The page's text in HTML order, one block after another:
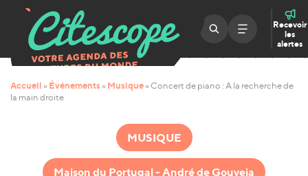
Recevoir
les
alertes
Accueil » Événements » Musique » Concert de piano : A la recherche de
la main droite
MUSIQUE
Maison du Portugal - André de Gouveia